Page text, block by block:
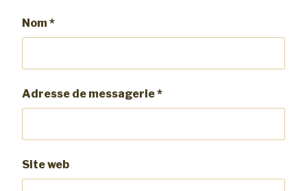
Nom*
Adresse de messagerie*
Site web